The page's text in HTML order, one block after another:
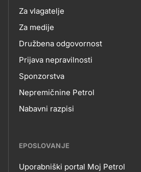
Za vlagatelje
Za medije
Družbena odgovornost
Prijava nepravilnosti
Sponzorstva
Nepremičnine Petrol
Nabavni razpisi
EPOSLOVANJE
Uporabniški portal Moj Petrol